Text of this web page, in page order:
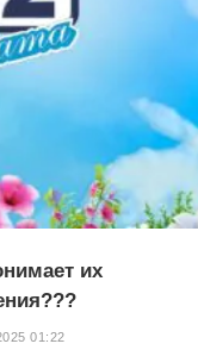
их
01:22